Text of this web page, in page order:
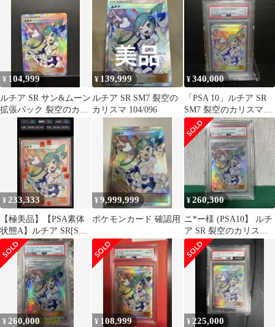
¥ 104,999
ルチア SR サン&ムーン
拡張パック 裂空のカリ
スマ 104/096
¥ 139,999
ルチア SR SM7 裂空の
カリスマ 104/096
¥340,000
「PSA 10」ルチア SR
SM7 裂空のカリスマ
104/096
¥ 233,333
【極美品】【PSA素体
状態A】ルチア SR[SM7
104/096]
¥9,999,999
ポケモンカード 確認用
¥260,300
ニ*ー様 (PSA10】 ルチ
ア SR 裂空のカリスマ
ポケモンカード
¥260,000 ¥ 108,999 ¥225,000